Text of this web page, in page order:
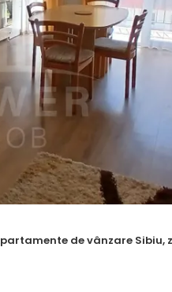
de vânzare Sibiu,